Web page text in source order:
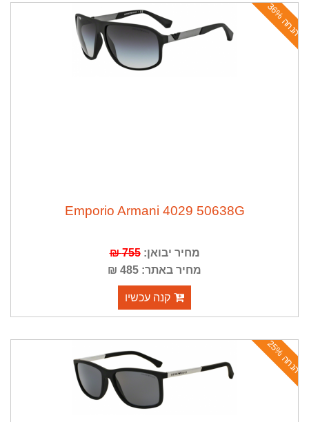
ה
נ
ח
ה
3
6
%
Emporio Armani 4029 50638G
מחיר יבואן:755 ₪
מחיר באתר: 485 ₪
קנה עכשיו
ה
נ
ח
ה
2
5
%